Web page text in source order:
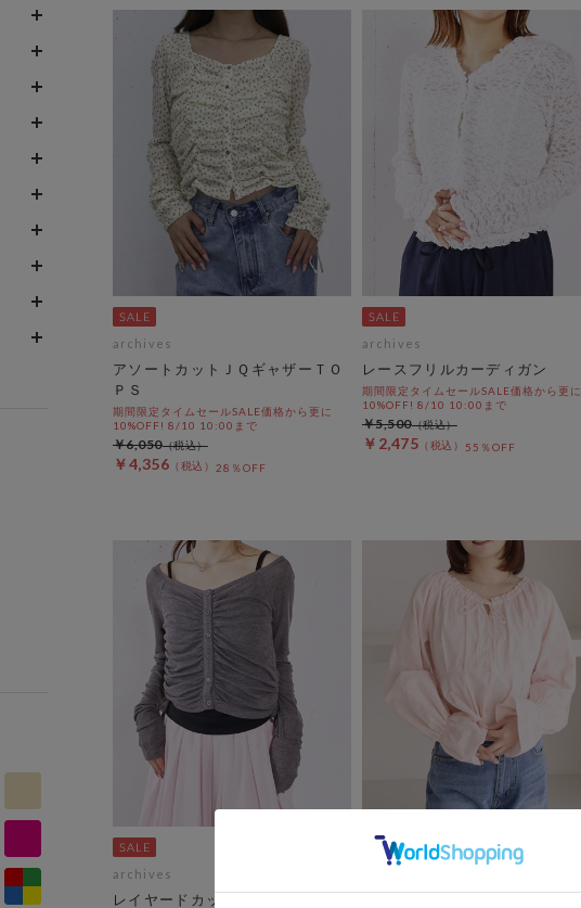
archives
アソートカットＪＱギャザーＴＯ
ＰＳ
期間限定タイムセールSALE価格から更に
10%OFF! 8/10 10:00まで
￥4,356 28％OFF
￥6,050
archives
レースフリルカーディガン
期間限定タイムセールSALE価格から更に
10%OFF! 8/10 10:00まで
￥2,475 55％OFF
￥5,500
archives
レイヤードカットＳＥＴ ＴＯＰ